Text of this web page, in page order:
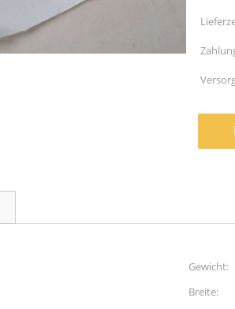
Gewicht:
Breite: